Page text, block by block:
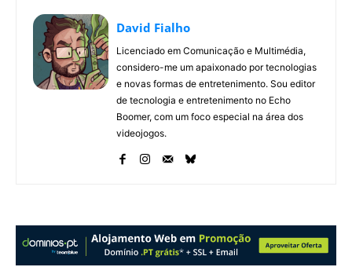
David Fialho
Licenciado em Comunicação e Multimédia,
considero-me um apaixonado por tecnologias
e novas formas de entretenimento. Sou editor
de tecnologia e entretenimento no Echo
Boomer, com um foco especial na área dos
videojogos.